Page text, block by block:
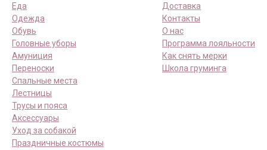
Еда
Одежда
Обувь
Головные уборы
Амуниция
Переноски
Спальные места
Лестницы
Трусы и пояса
Аксессуары
Уход за собакой
Праздничные костюмы
Доставка
Контакты
О нас
Программа лояльности
Как снять мерки
Школа груминга